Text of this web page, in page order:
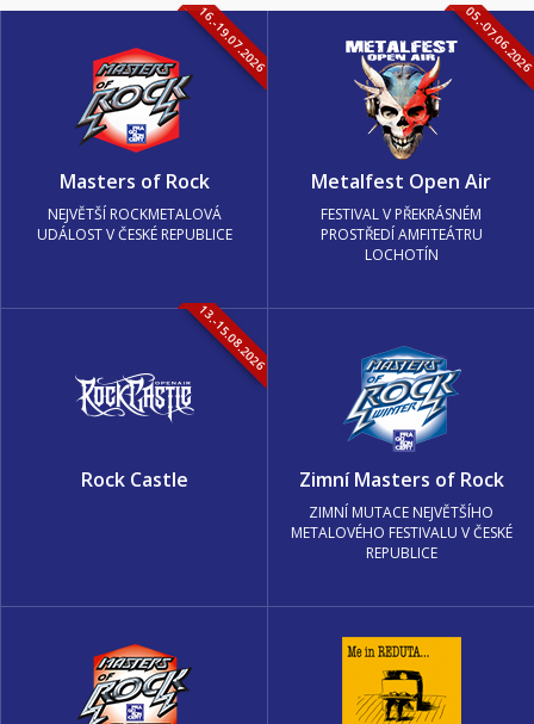
16.-19.07.2026
Masters of Rock
NEJVĚTŠÍ ROCKMETALOVÁ
UDÁLOST V ČESKÉ REPUBLICE
05.-
Metalfest Open Air
FESTIVAL V PŘEKRÁSNÉM
PROSTŘEDÍ AMFITEÁTRU
LOCHOTÍN
13.-15.08.2026
Rock Castle Zimní Masters of Rock
ZIMNÍ MUTACE NEJVĚTŠÍHO
METALOVÉHO FESTIVALU V ČESKÉ
REPUBLICE